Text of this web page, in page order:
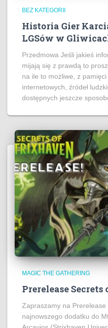
BEZ KATEGORII
Historia Gier
LGSów w
Przedmowa Jeśli jakieś
mijają się z prawdą to
na ile to możliwe, z pamięci
internetowych, źródeł
dostępnych jeszcze
MAGIC THE GATHERING
Prerelease
Zapraszamy na
najnowszego dodatku do